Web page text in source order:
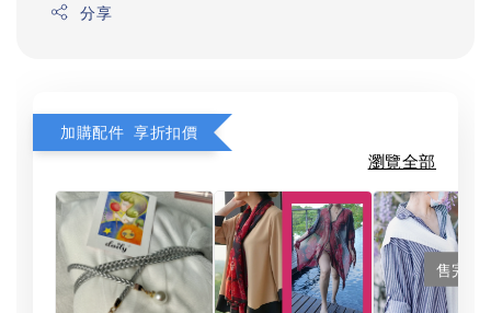
分享
加購配件 享折扣價
瀏覽全部
售完